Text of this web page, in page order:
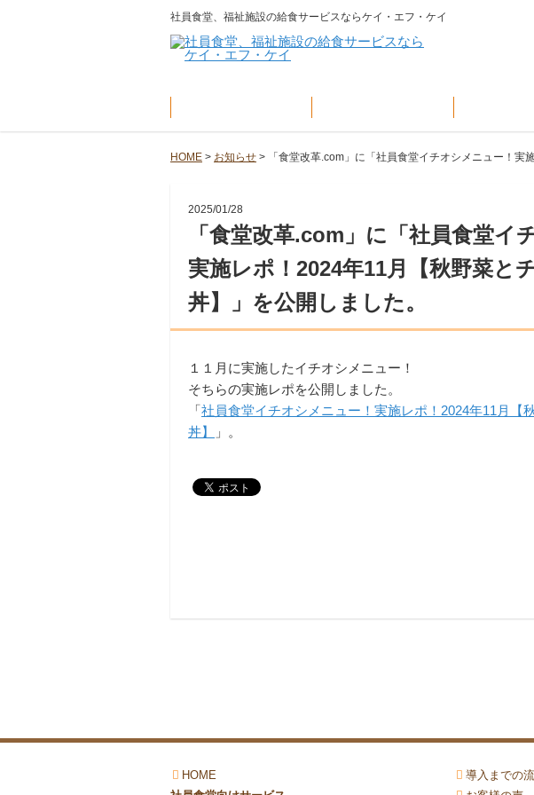
社員食堂、福祉施設の給食サービスならケイ・エフ・ケイ
HOME > お知らせ > 「食堂改革.com」に「社員食堂イチオシメニュー！
2025/01/28
「食堂改革.com」に「社員食堂イ
実施レポ！2024年11月【秋野菜と
丼】」を公開しました。
１１月に実施したイチオシメニュー！
そちらの実施レポを公開しました。
「社員食堂イチオシメニュー！実施レポ！2024年11月【
丼】
」。
HOME
導入までの